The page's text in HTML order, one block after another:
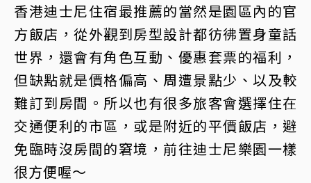
香港迪士尼住宿最推薦的當然是園區內的官
方飯店，從外觀到房型設計都彷彿置身童話
世界，還會有角色互動、優惠套票的福利，
但缺點就是價格偏高、周遭景點少、以及較
難訂到房間。所以也有很多旅客會選擇住在
交通便利的市區，或是附近的平價飯店，避
免臨時沒房間的窘境，前往迪士尼樂園一樣
很方便喔～